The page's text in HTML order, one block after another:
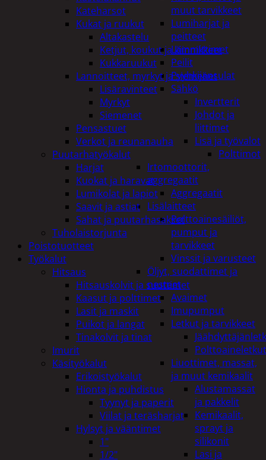
muut tarvikkeet
Lumiharjat ja
peitteet
Lämmittimet
Peilit
Pyyhkijänsulat
Sähkö
Invertterit
Johdot ja
liittimet
Lisä ja työvalot
Polttimot
Irtomoottorit,
aggregaatit
Aggregaatit
Lisälaitteet
Polttoainesäiliöt,
pumput ja
tarvikkeet
Vinssit ja varusteet
Öljyt, suodattimet ja
nesteet
Avaimet
Imupumput
Letkut ja tarvikkeet
Polttoaineletkut
Liuottimet, massat,
ja muut kemikaalit
Alustamassat
ja pakkelit
Kemikaalit,
sprayt ja
silikonit
Lasi ja
Kateharsot
Kukat ja ruukut
Altakastelu
Ketjut, koukut ja kiinnikkeet
Kukkaruukut
Lannoitteet, myrkyt ja siemenet
Lisäravinteet
Myrkyt
Siemenet
Pensastuet
Verkot ja reunanauha
Puutarhatyökalut
Harjat
Kuokat ja haravat
Lumikolat ja lapiot
Saavit ja astiat
Sahat ja puutarhasakset
Tuholaistorjunta
Poistotuotteet
Työkalut
Hitsaus
Hitsauskolvit ja suuttimet
Kaasut ja polttimet
Lasit ja maskit
Puikot ja langat
Tinakolvit ja tinat
Imurit
Käsityökalut
Erikoistyökalut
Hionta ja puhdistus
Tyynyt ja paperit
Viilat ja teräsharjat
Hylsyt ja vääntimet
1"
1/2"